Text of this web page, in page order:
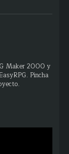
Maker 2000 y
Pincha